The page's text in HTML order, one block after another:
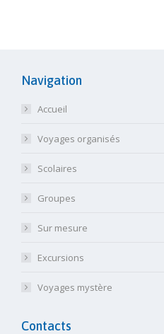
Navigation
Accueil
Voyages organisés
Scolaires
Groupes
Sur mesure
Excursions
Voyages mystère
Contacts